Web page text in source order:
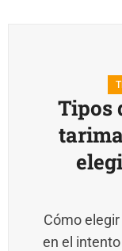
Tipos
Cómo
en el